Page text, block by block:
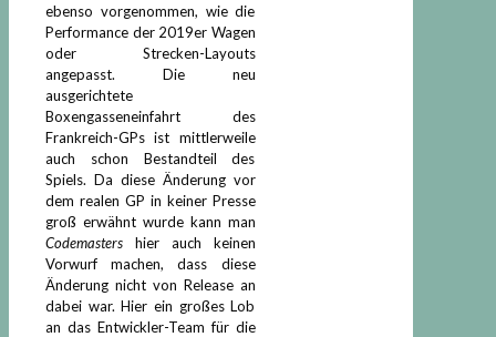
ebenso vorgenommen, wie die
Performance der 2019er Wagen
oder Strecken-Layouts
angepasst. Die neu
ausgerichtete
Boxengasseneinfahrt des
Frankreich-GPs ist mittlerweile
auch schon Bestandteil des
Spiels. Da diese Änderung vor
dem realen GP in keiner Presse
groß erwähnt wurde kann man
Codemasters hier auch keinen
Vorwurf machen, dass diese
Änderung nicht von Release an
dabei war. Hier ein großes Lob
an das Entwickler-Team für die